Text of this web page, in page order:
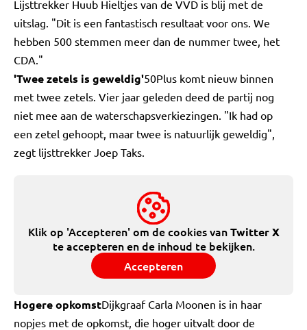
Lijsttrekker Huub Hieltjes van de VVD is blij met de
uitslag. "Dit is een fantastisch resultaat voor ons. We
hebben 500 stemmen meer dan de nummer twee, het
CDA."
'Twee zetels is geweldig'50Plus komt nieuw binnen
met twee zetels. Vier jaar geleden deed de partij nog
niet mee aan de waterschapsverkiezingen. "Ik had op
een zetel gehoopt, maar twee is natuurlijk geweldig",
zegt lijsttrekker Joep Taks.
Klik op 'Accepteren' om de cookies vanTwitter X
te accepteren en de inhoud te bekijken.
Accepteren
Hogere opkomstDijkgraaf Carla Moonen is in haar
nopjes met de opkomst, die hoger uitvalt door de